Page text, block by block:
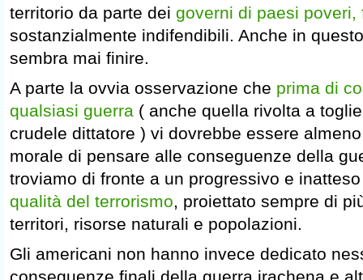
territorio da parte dei governi di paesi poveri,
sostanzialmente indifendibili. Anche in
sembra mai finire.
A parte la ovvia osservazione che prima di
qualsiasi guerra ( anche quella rivolta a
crudele dittatore ) vi dovrebbe essere
morale di pensare alle conseguenze della
troviamo di fronte a un progressivo e
qualità del terrorismo, proiettato sempre di
territori, risorse naturali e popolazioni.
Gli americani non hanno invece dedicato